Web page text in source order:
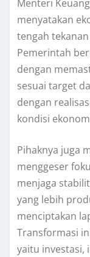
Menteri
menyatakan
tengah
Pemerintah
dengan
sesuai target
dengan
kondisi
Pihaknya juga
menggeser
menjaga
yang lebih
menciptakan
Transformasi
yaitu investasi,